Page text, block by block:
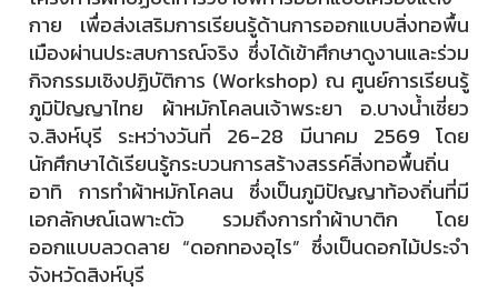
กาย เพื่อส่งเสริมการเรียนรู้ด้านการออกแบบสิ่งทอพื้น
เมืองผ่านประสบการณ์จริง ซึ่งได้เข้าศึกษาดูงานและร่วม
กิจกรรมเชิงปฏิบัติการ (Workshop) ณ ศูนย์การเรียนรู้
ภูมิปัญญาไทย ผ้าหมักโคลนเจ้าพระยา อ.บางน้ำเชี่ยว
จ.สิงห์บุรี ระหว่างวันที่ 26-28 มีนาคม 2569 โดย
นักศึกษาได้เรียนรู้กระบวนการสร้างสรรค์สิ่งทอพื้นถิ่น
อาทิ การทำผ้าหมักโคลน ซึ่งเป็นภูมิปัญญาท้องถิ่นที่มี
เอกลักษณ์เฉพาะตัว รวมถึงการทำผ้าบาติก โดย
ออกแบบลวดลาย “ดอกทองอุไร” ซึ่งเป็นดอกไม้ประจำ
จังหวัดสิงห์บุรี